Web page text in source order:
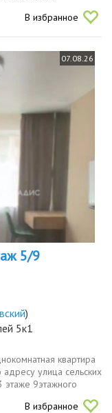
охраняемой
В избранное
07.08.26
5/9
)
5к1
квартира
улица сельских
этаже 9этажного
2,5 м.квартира...
В избранное